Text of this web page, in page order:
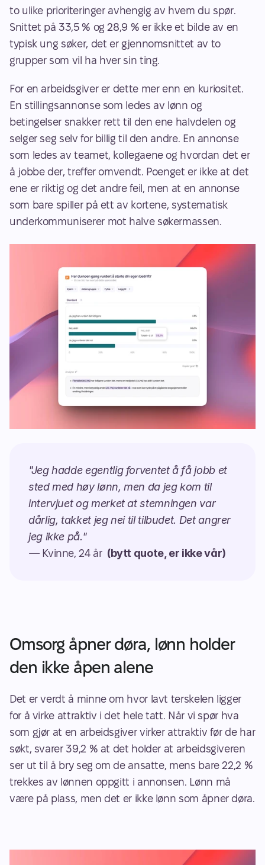
to ulike prioriteringer avhengig av hvem du spør.
Snittet på 33,5 % og 28,9 % er ikke et bilde av en
typisk ung søker, det er gjennomsnittet av to
grupper som vil ha hver sin ting.
For en arbeidsgiver er dette mer enn en kuriositet.
En stillingsannonse som ledes av lønn og
betingelser snakker rett til den ene halvdelen og
selger seg selv for billig til den andre. En annonse
som ledes av teamet, kollegaene og hvordan det er
å jobbe der, treffer omvendt. Poenget er ikke at det
ene er riktig og det andre feil, men at en annonse
som bare spiller på ett av kortene, systematisk
underkommuniserer mot halve søkermassen.
"Jeg hadde egentlig forventet å få jobb et
sted med høy lønn, men da jeg kom til
intervjuet og merket at stemningen var
dårlig, takket jeg nei til tilbudet. Det angrer
jeg ikke på."
— Kvinne, 24 år (bytt quote, er ikke vår)
Omsorg åpner døra, lønn holder
den ikke åpen alene
Det er verdt å minne om hvor lavt terskelen ligger
for å virke attraktiv i det hele tatt. Når vi spør hva
som gjør at en arbeidsgiver virker attraktiv før de har
søkt, svarer 39,2 % at det holder at arbeidsgiveren
ser ut til å bry seg om de ansatte, mens bare 22,2 %
trekkes av lønnen oppgitt i annonsen. Lønn må